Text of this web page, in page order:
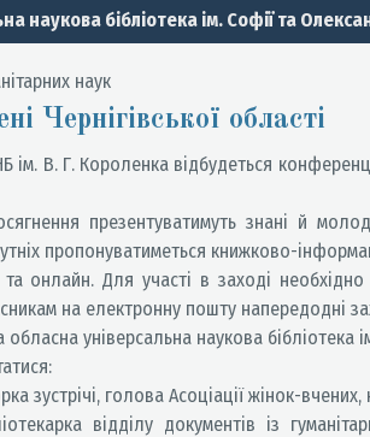
наукова бібліотека ім. Софії та
наук
Чернігівської області
ім. В. Г. Короленка відбудеться
презентуватимуть знані й
пропонуватиметься книжково-
онлайн. Для участі в заході необхідно
на електронну пошту напередодні
обласна універсальна наукова
зустрічі, голова Асоціації жінок-
відділу документів із